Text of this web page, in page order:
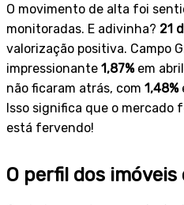
O movimento de alta foi
monitoradas. E adivinha? 21
valorização positiva. Campo
impressionante 1,87%em
não ficaram atrás, com 1,48%
Isso significa que o mercado
está fervendo!
O perfil dos